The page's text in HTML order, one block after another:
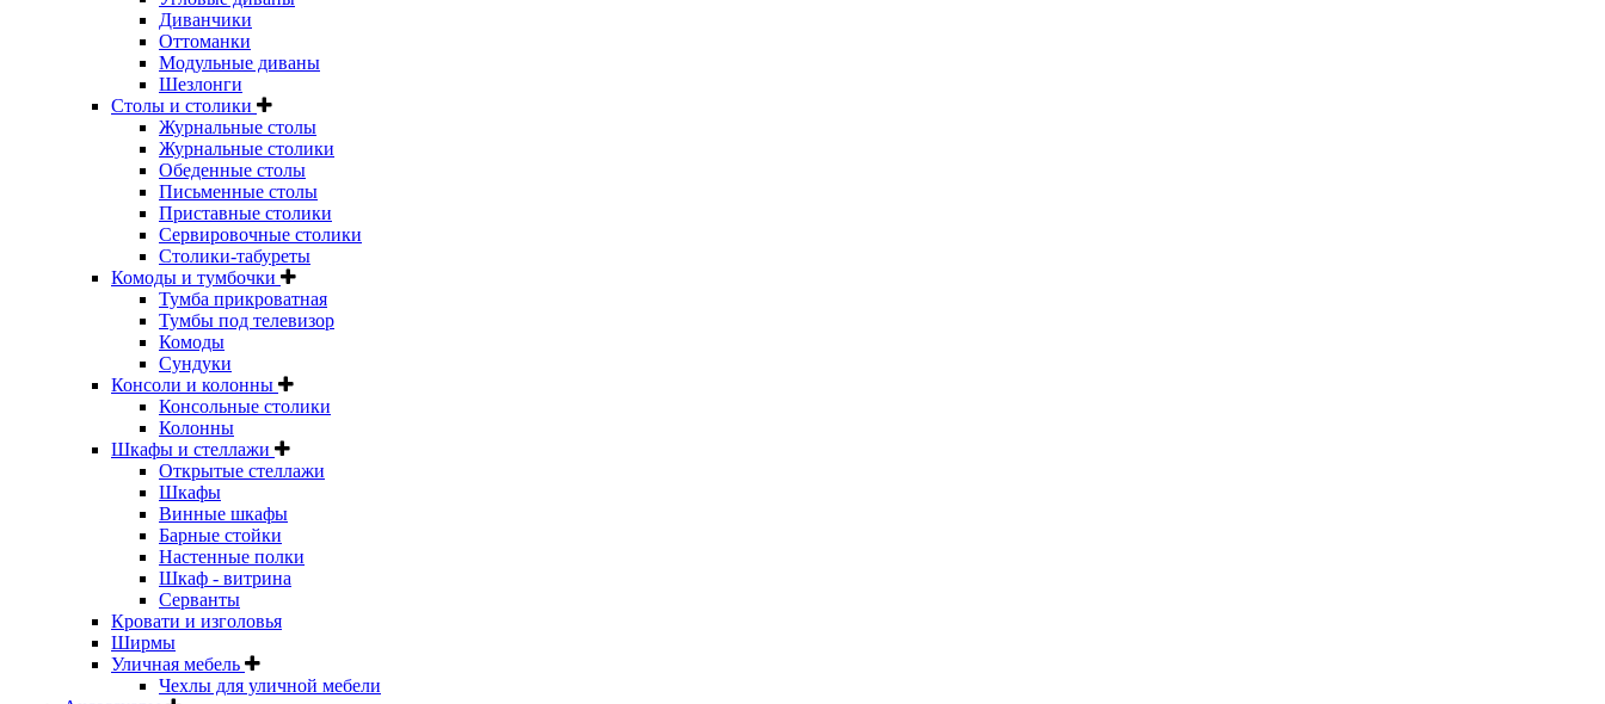
Диванчики
Оттоманки
Модульные диваны
Шезлонги
Столы и столики
Журнальные столы
Журнальные столики
Обеденные столы
Письменные столы
Приставные столики
Сервировочные столики
Столики-табуреты
Комоды и тумбочки
Тумба прикроватная
Тумбы под телевизор
Комоды
Сундуки
Консоли и колонны
Консольные столики
Колонны
Шкафы и стеллажи
Открытые стеллажи
Шкафы
Винные шкафы
Барные стойки
Настенные полки
Шкаф - витрина
Серванты
Кровати и изголовья
Ширмы
Уличная мебель
Чехлы для уличной мебели